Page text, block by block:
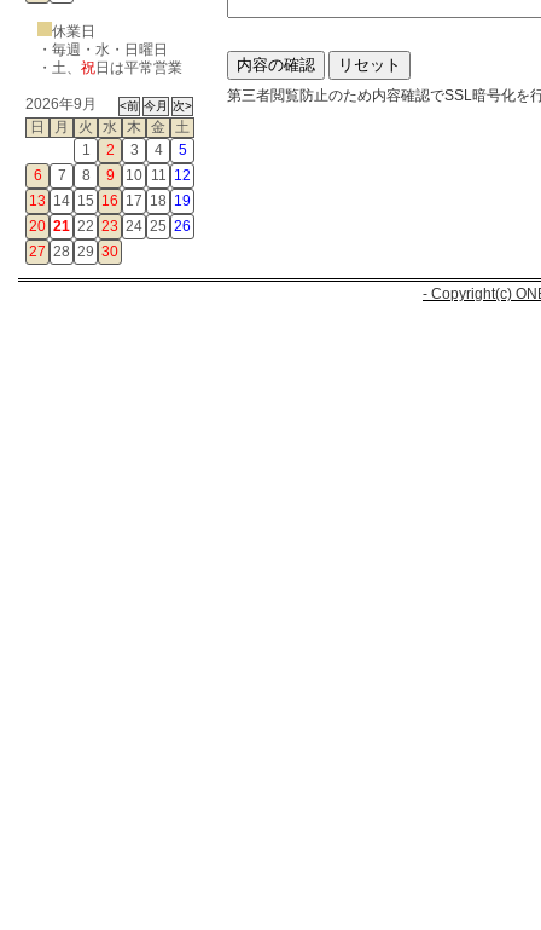
休業日
・毎週・水・日曜日
・ 土、 祝日は平常営業
2026年9月
日
月 火 水 木 金
土
1
2 3 4
5
6
7 8 9 10 11 12
13 14 15 16 17 18 19
20 21 22 23 24 25 26
27 28 29 30
第三者閲覧防止のため内容確認でSSL暗号化を
- Copyright(c)